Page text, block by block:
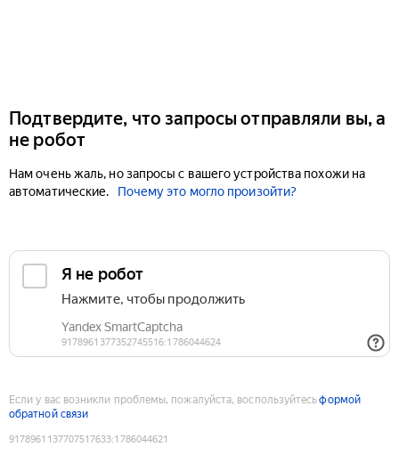
Подтвердите, что запросы отправляли вы, а
не робот
Нам очень жаль, но запросы с вашего устройства похожи на
автоматические.
Почему это могло произойти?
Если у вас возникли проблемы, пожалуйста, воспользуйтесьформой
обратной связи
9178961137707517633:1786044621